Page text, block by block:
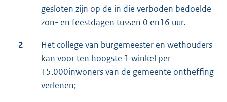
gesloten zijn op de in die verboden bedoelde
zon- en feestdagen tussen 0 en16 uur.
2
Het college van burgemeester en wethouders
kan voor ten hoogste 1 winkel per
15.000inwoners van de gemeente ontheffing
verlenen;